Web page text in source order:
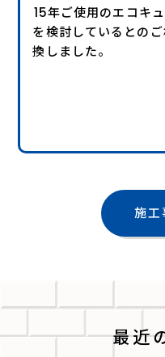
15年ご使用のエコキ
を検討しているとの
換しました。
施工
最近